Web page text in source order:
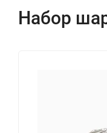
Набор